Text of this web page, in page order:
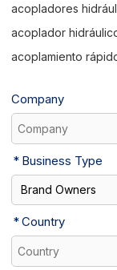
acopladores
acoplador
acoplamiento
Company
Business Type
Country